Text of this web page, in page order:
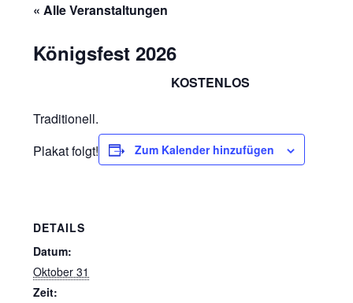
« Alle Veranstaltungen
Königsfest 2026
KOSTENLOS
Traditionell.
Plakat folgt!
Zum Kalender hinzufügen
DETAILS
Datum:
Oktober 31
Zeit: